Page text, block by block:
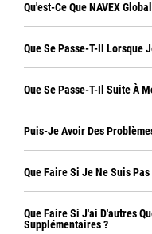
Qu'est-Ce Que NAVEX
Que Se Passe-T-Il Lorsque
Que Se Passe-T-Il Suite À
Puis-Je Avoir Des
Que Faire Si Je Ne Suis
Que Faire Si J'ai D'autres
Supplémentaires ?